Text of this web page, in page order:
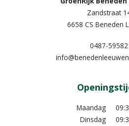
Zandstraat
6658 CS Beneden
0487-
Maandag
Dinsdag